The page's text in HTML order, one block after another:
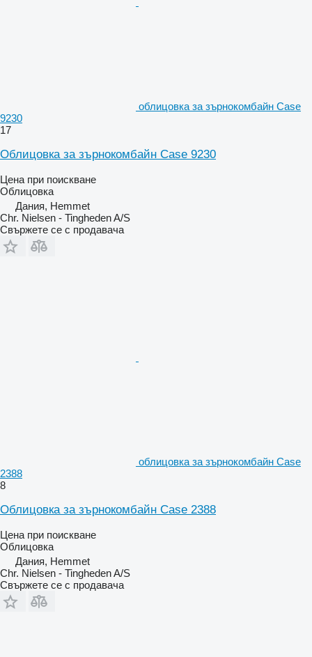
облицовка за зърнокомбайн Case
9230
17
Облицовка за зърнокомбайн Case 9230
Цена при поискване
Облицовка
Дания, Hemmet
Chr. Nielsen - Tingheden A/S
Свържете се с продавача
облицовка за зърнокомбайн Case
2388
8
Облицовка за зърнокомбайн Case 2388
Цена при поискване
Облицовка
Дания, Hemmet
Chr. Nielsen - Tingheden A/S
Свържете се с продавача